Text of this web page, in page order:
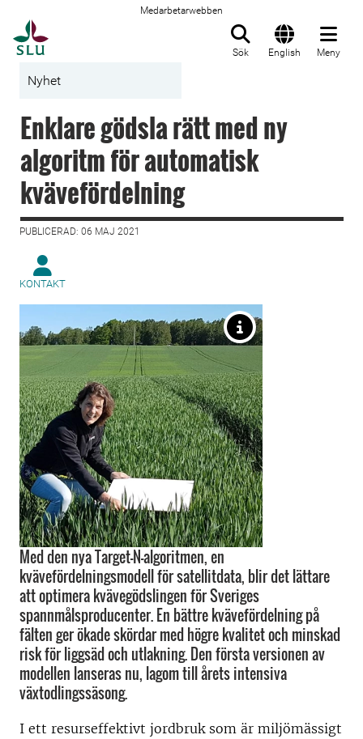
Medarbetarwebben
Sök English Meny
Nyhet
Enklare gödsla rätt med ny
algoritm för automatisk
kvävefördelning
PUBLICERAD: 06 MAJ 2021
KONTAKT
Med den nya Target-N-algoritmen, en
kvävefördelningsmodell för satellitdata, blir det lättare
att optimera kvävegödslingen för Sveriges
spannmålsproducenter. En bättre kvävefördelning på
fälten ger ökade skördar med högre kvalitet och minskad
risk för liggsäd och utlakning. Den första versionen av
modellen lanseras nu, lagom till årets intensiva
växtodlingssäsong.
I ett resurseffektivt jordbruk som är miljömässigt